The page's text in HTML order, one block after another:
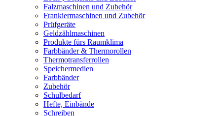
Falzmaschinen und Zubehör
Frankiermaschinen und Zubehör
Prüfgeräte
Geldzählmaschinen
Produkte fürs Raumklima
Farbbänder & Thermorollen
Thermotransferrollen
Speichermedien
Farbbänder
Zubehör
Schulbedarf
Hefte, Einbände
Schreiben